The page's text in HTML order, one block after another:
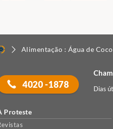
Alimentação : Água de Coco
4020 -1878 Dias
Proteste